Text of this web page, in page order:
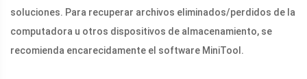
soluciones. Para recuperar archivos eliminados/perdidos de la
computadora u otros dispositivos de almacenamiento, se
recomienda encarecidamente el software MiniTool.